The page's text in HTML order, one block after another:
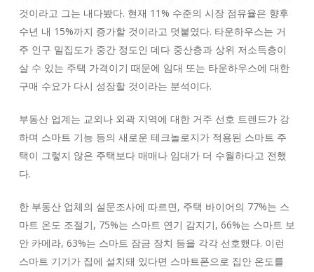
것이라고 그는 내다봤다. 현재 11% 수준의 시장 점유율은 향후
수년 내 15%까지 증가할 것이라고 덧붙였다. 타운하우스는 거
주 인구 밀집도가 중간 정도인 데다 중산층과 상위 저소득층이
살 수 있는 주택 가격이기 때문에 임대 또는 타운하우스에 대한
구매 수요가 다시 성장할 것이라는 분석이다.
부동산 업계는 교외나 외곽 지역에 대한 거주 선호 트렌드가 강
하며 스마트 기능 등의 새로운 테크놀로지가 적용된 스마트 주
택이 그렇지 않은 주택보다 매매나 임대가 더 수월하다고 전했
다.
한 부동산 업체의 설문조사에 따르면, 주택 바이어의 77%는 스
마트 온도 조절기, 75%는 스마트 연기 감지기, 66%는 스마트 보
안 카메라, 63%는 스마트 잠금 장치 등을 각각 선호했다. 이런
스마트 기기가 집에 설치돼 있다면 스마트폰으로 집안 온도를